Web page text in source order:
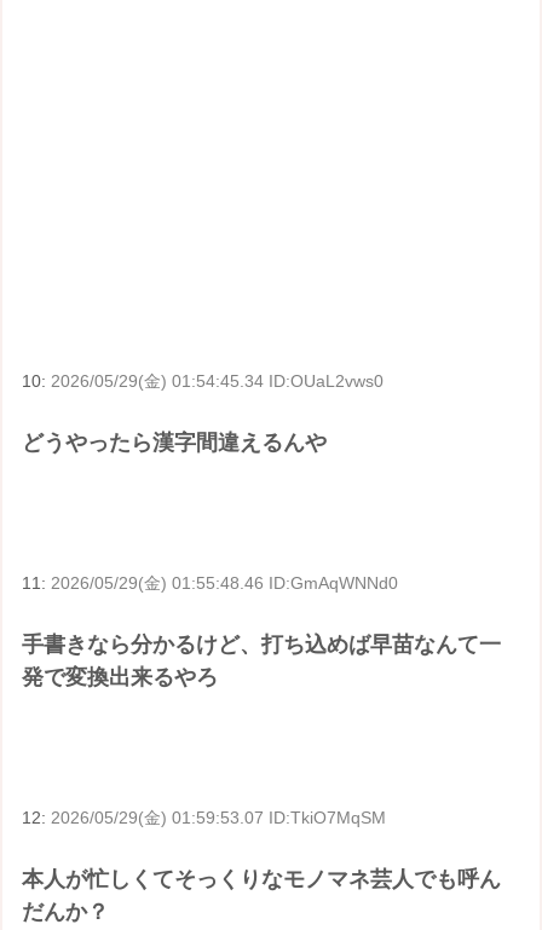
10: 2026/05/29(金) 01:54:45.34 ID:OUaL2vws0
どうやったら漢字間違えるんや
11: 2026/05/29(金) 01:55:48.46 ID:GmAqWNNd0
手書きなら分かるけど、打ち込めば早苗なんて一
発で変換出来るやろ
12:2026/05/29(金) 01:59:53.07 ID:TkiO7MqSM
本人が忙しくてそっくりなモノマネ芸人でも呼ん
だんか？